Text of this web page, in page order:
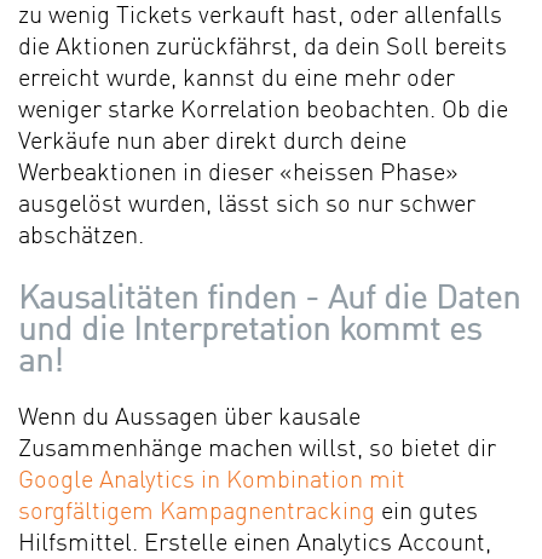
zu wenig Tickets verkauft hast, oder allenfalls
die Aktionen zurückfährst, da dein Soll bereits
erreicht wurde, kannst du eine mehr oder
weniger starke Korrelation beobachten. Ob die
Verkäufe nun aber direkt durch deine
Werbeaktionen in dieser «heissen Phase»
ausgelöst wurden, lässt sich so nur schwer
abschätzen.
Kausalitäten finden - Auf die Daten
und die Interpretation kommt es
an!
Wenn du Aussagen über kausale
Zusammenhänge machen willst, so bietet dir
Google Analytics in Kombination mit
sorgfältigem Kampagnentracking ein gutes
Hilfsmittel. Erstelle einen Analytics Account,